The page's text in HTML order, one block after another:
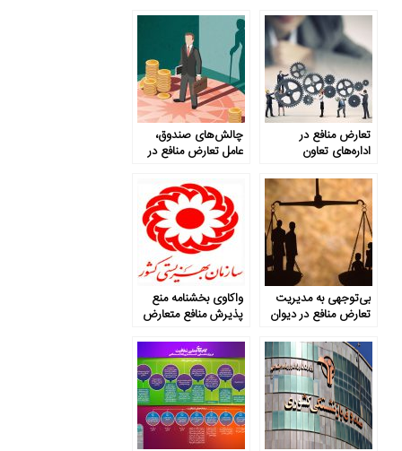
تعارض منافع در
اداره‌های تعاون
چالش‌های صندوق،
عامل تعارض منافع در
کشوری
بی‌توجهی به مدیریت
تعارض منافع در دیوان
واکاوی بخشنامه منع
پذیرش منافع متعارض